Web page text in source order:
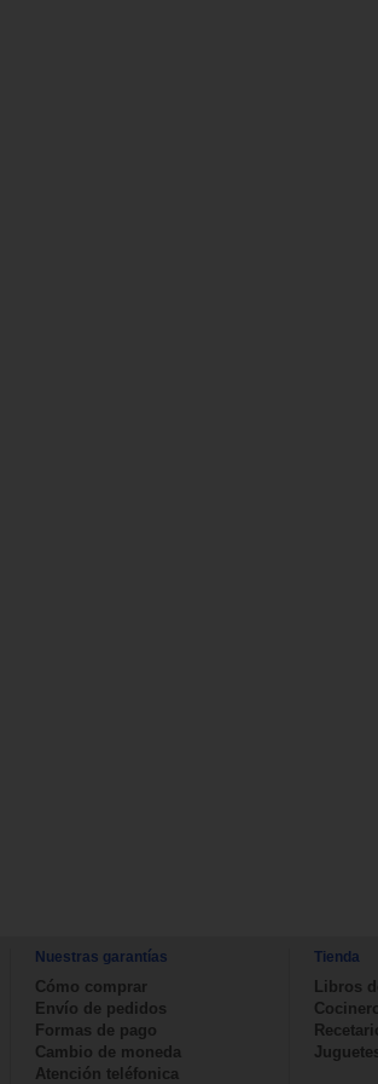
Nuestras garantías
Cómo comprar
Envío de pedidos
Formas de pago
Cambio de moneda
Atención teléfonica
Tienda
Libros